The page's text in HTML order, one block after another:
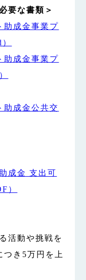
要な書類＞
助成金事業プ
助成金事業プ
助成金公共交
成金 支出可
）
活動や挑戦を
つき5万円を上